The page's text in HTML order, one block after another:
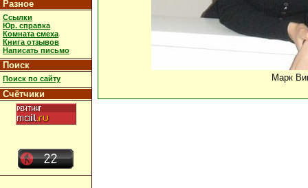
Разное
Ссылки
Юр. справка
Комната смеха
Книга отзывов
Написать письмо
Поиск
Поиск по сайту
Счётчики
Марк